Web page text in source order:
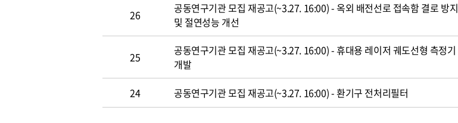
26
공동연구기관 모집 재공고(~3.27. 16:00) - 옥외 배전선로 접속함 결로 방지
및 절연성능 개선
25
공동연구기관 모집 재공고(~3.27. 16:00) - 휴대용 레이저 궤도선형 측정기
개발
24 공동연구기관 모집 재공고(~3.27. 16:00) - 환기구 전처리필터